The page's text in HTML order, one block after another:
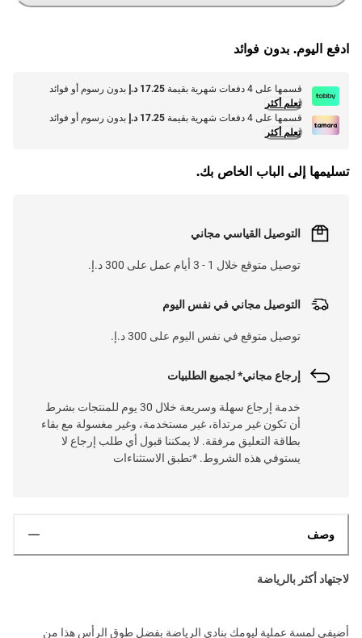
ادفع اليوم. بدون فوائد
قسمها على 4 دفعات شهرية بقيمة 17.25 د.إ
بدون رسوم أو فوائد
تعلم أكثر
قسمها على 4 دفعات شهرية بقيمة
17.25 د.إ
بدون رسوم أو فوائد
تعلم أكثر
تسليمها إلى الباب الخاص بك.
التوصيل القياسي مجاني
توصيل متوقع خلال 1 - 3 أيام عمل على 300 د.إ.
التوصيل مجاني في نفس اليوم
توصيل متوقع في نفس اليوم على 300 د.إ.
إرجاع مجاني* لجميع الطلبيات
خدمة إرجاع سهلة وسريعة خلال 30 يوم للمنتجات بشرط
أن تكون غير مرتداة، غير مستخدمة، وغير مغسولة مع بقاء
بطاقة التعليق مرفقة. لا يمكننا قبول أي طلب إرجاع لا
يستوفي هذه الشروط. *تطبق الاستثناءات
وصف
لاجتهاد أكثر بالرياضة
أضيفي لمسة عملية ليومك بنادي الرياضة بفضل طوق الرأس هذا من